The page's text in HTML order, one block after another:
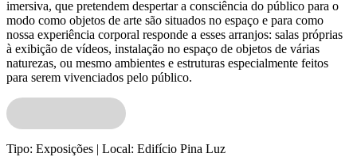
imersiva, que pretendem despertar a consciência do público para o
modo como objetos de arte são situados no espaço e para como
nossa experiência corporal responde a esses arranjos: salas próprias
à exibição de vídeos, instalação no espaço de objetos de várias
naturezas, ou mesmo ambientes e estruturas especialmente feitos
para serem vivenciados pelo público.
Tipo: Exposições | Local: Edifício Pina Luz